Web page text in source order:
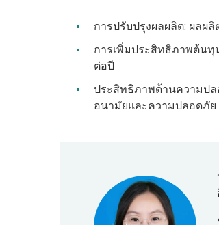
การปรับปรุงผลผลิต: ผลผ
การเพิ่มประสิทธิภาพต้นทุ
ต่อปี
ประสิทธิภาพด้านความปล
อนามัยและความปลอดภัย